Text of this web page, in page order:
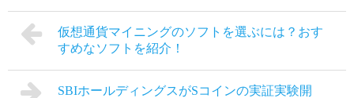
仮想通貨マイニングのソフトを選ぶには？おす
すめなソフトを紹介！
SBIホールディングスがSコインの実証実験開